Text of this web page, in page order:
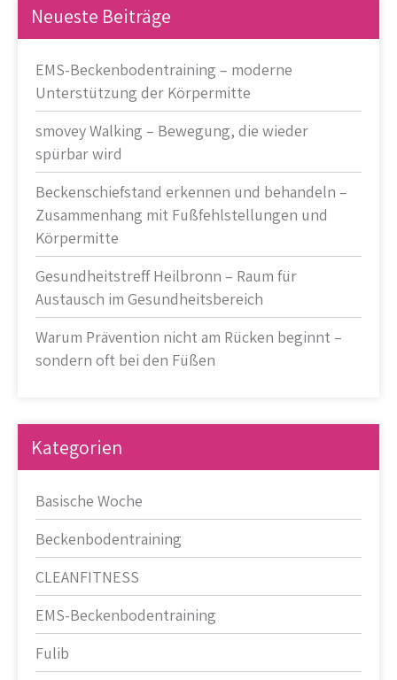
Neueste Beiträge
EMS-Beckenbodentraining – moderne
Unterstützung der Körpermitte
smovey Walking – Bewegung, die wieder
spürbar wird
Beckenschiefstand erkennen und behandeln –
Zusammenhang mit Fußfehlstellungen und
Körpermitte
Gesundheitstreff Heilbronn – Raum für
Austausch im Gesundheitsbereich
Warum Prävention nicht am Rücken beginnt –
sondern oft bei den Füßen
Kategorien
Basische Woche
Beckenbodentraining
CLEANFITNESS
EMS-Beckenbodentraining
Fulib